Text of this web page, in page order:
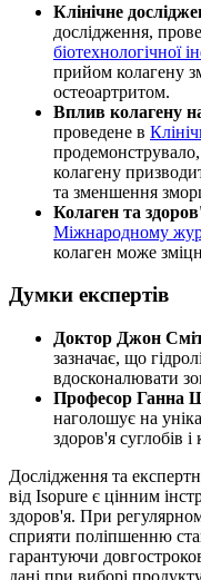
Клінічне
дослідження,
біотехнологічної
прийом колагену
остеоартритом.
Вплив колагену
проведене в
колагену
та зменшення
Колаген та
Міжнародному
колаген може
Думки експертів
Доктор Джон
зазначає, що
вдосконалювати
Професор Ганна
наголошує на
здоров'я суглобів і
Дослідження та
від Isopure є цінним
здоров'я. При
сприяти поліпшенню
гарантуючи